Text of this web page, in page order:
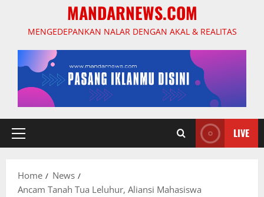
MANDARNEWS.COM
MENGEDEPANKAN NALAR DENGAN AKAL & REALITAS
Primary
LIVE
Home
News
Ancam Tanah Tua Leluhur, Aliansi Mahasiswa